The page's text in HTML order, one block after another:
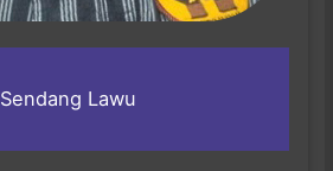
Sendang Lawu